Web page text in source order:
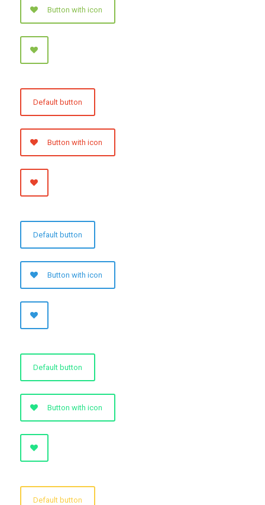
Button with icon
Default button
Button with icon
Default button
Button with icon
Default button
Button with icon
Default button